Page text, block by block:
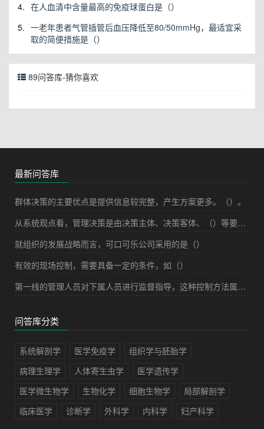
4. 在人血清中含量最高的免疫球蛋白是（）
5. 一老年患者气管插管后血压降低至80/50mmHg，最适宜采
取的简便措施是（）
89问答库-猜你喜欢
最新问答库
群体决策的主要优点是提供信息较完整，产生方案更多。（）。
从系统观点看，管理决策是由决策主体、决策客体、（）等要素构成。
就组织的发展战略而言，可口可乐公司采用的是（）
有效的现场控制，需要具备一定的条件，如（）
第一线的管理人员对下属人员进行监督指导，这种控制方法属于（）
问答库分类
系统解剖学 医学免疫学
组织学与胚胎学
病理生理学
人体寄生虫学
医学遗传学
医学微生物学
生物化学 细胞生物学
局部解剖学
临床医学
诊断学 外科学 内科学 妇产科学